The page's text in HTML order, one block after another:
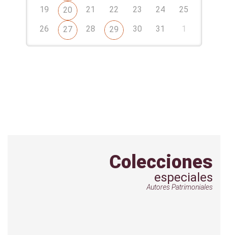
19
20 21 22 23 24
25
26
27 28 29 30 31 1
Colecciones
especiales
Autores Patrimoniales